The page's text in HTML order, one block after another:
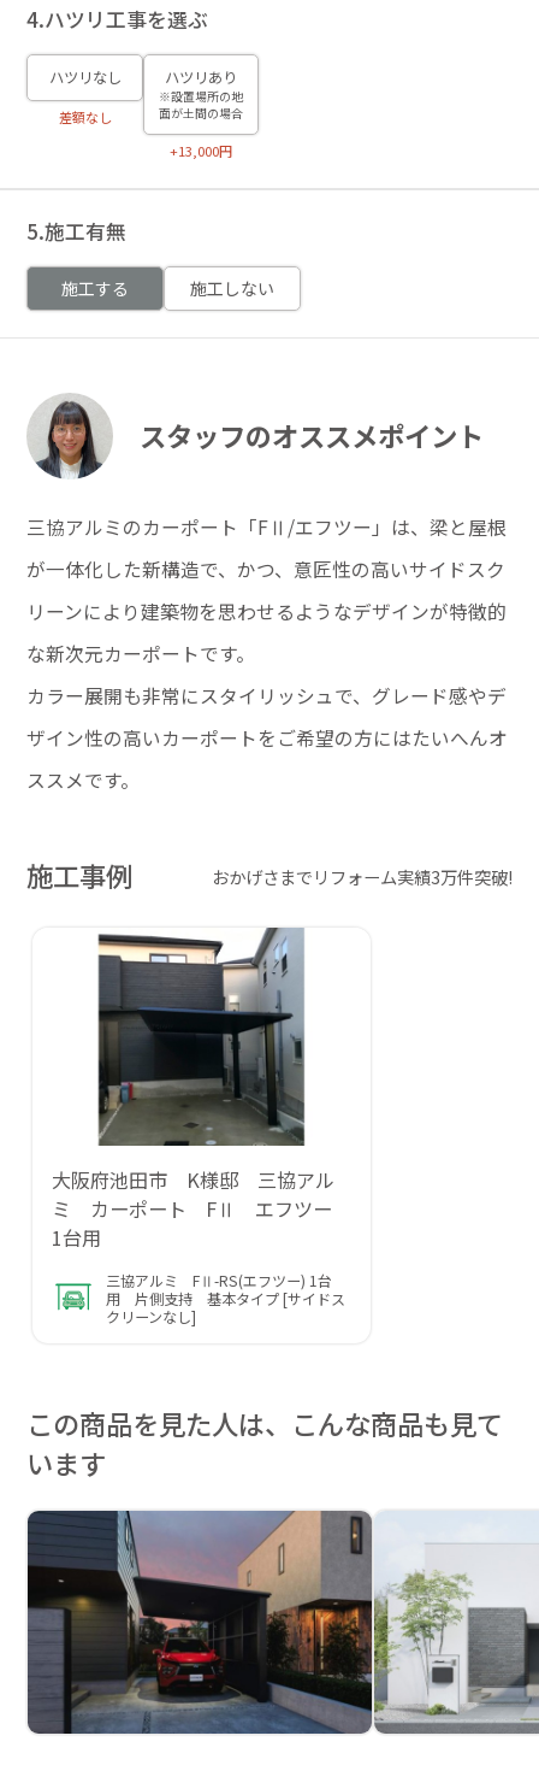
4.ハツリ工事を選ぶ
ハツリなし
差額なし
ハツリあり
※設置場所の地
面が土間の場合
+13,000円
5.施工有無
施工する 施工しない
スタッフのオススメポイント
三協アルミのカーポート「FⅡ/エフツー」は、梁と屋根
が一体化した新構造で、かつ、意匠性の高いサイドスク
リーンにより建築物を思わせるようなデザインが特徴的
な新次元カーポートです。
カラー展開も非常にスタイリッシュで、グレード感やデ
ザイン性の高いカーポートをご希望の方にはたいへんオ
ススメです。
施工事例 おかげさまでリフォーム実績3万件突破!
大阪府池田市 K様邸 三協アル
ミ カーポート FⅡ エフツー
1台用
三協アルミ FⅡ-RS(エフツー) 1台
用 片側支持 基本タイプ [サイドス
クリーンなし]
この商品を見た人は、こんな商品も見て
います